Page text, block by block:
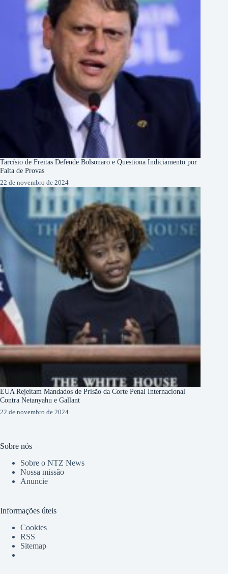
Tarcísio de Freitas Defende Bolsonaro e Questiona Indiciamento por
Falta de Provas
22 de novembro de 2024
EUA Rejeitam Mandados de Prisão da Corte Penal Internacional
Contra Netanyahu e Gallant
22 de novembro de 2024
Sobre nós
Sobre o NTZ News
Nossa missão
Anuncie
Informações úteis
Cookies
RSS
Sitemap